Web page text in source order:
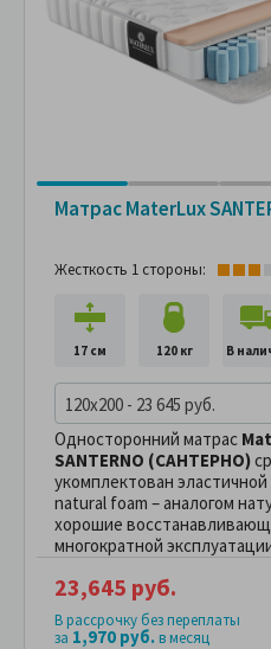
Матрас MaterLux
Жесткость 1 стороны:
17 см 120 кг В
120x200 - 23 645 руб.
Односторонний матрас
SANTERNO (САНТЕРНО)
укомплектован
natural foam – аналогом
хорошие
многократной
23,645 руб.
В рассрочку без переплаты
за 1,970 руб.в месяц